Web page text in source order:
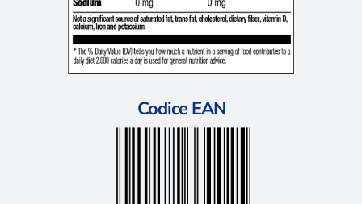
Codice EAN